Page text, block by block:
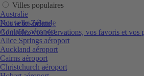
Fais le toi-même
Contrôlez vos réservations, vos favoris et vos
Villes populaires
Australie
Nouvelle-Zélande
Adelaide aéroport
Alice Springs aéroport
Auckland aéroport
Cairns aéroport
Christchurch aéroport